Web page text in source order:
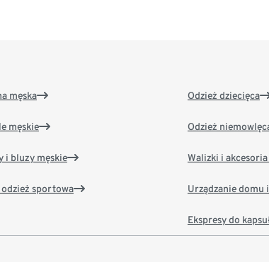
męska
męskie
i bluzy męskie
odzież sportowa
Odzież dziecięca
Odzież
Walizki i
Urządzanie domu
Ekspresy do